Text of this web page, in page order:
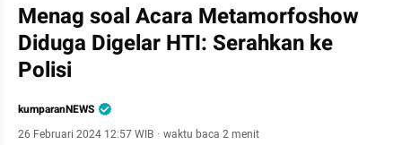
Menag soal Acara Metamorfoshow
Diduga Digelar HTI: Serahkan ke
Polisi
kumparanNEWS
26 Februari 2024 12:57 WIB · waktu baca 2 menit